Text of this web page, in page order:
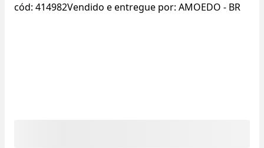
cód: 414982Vendido e entregue por: AMOEDO - BR